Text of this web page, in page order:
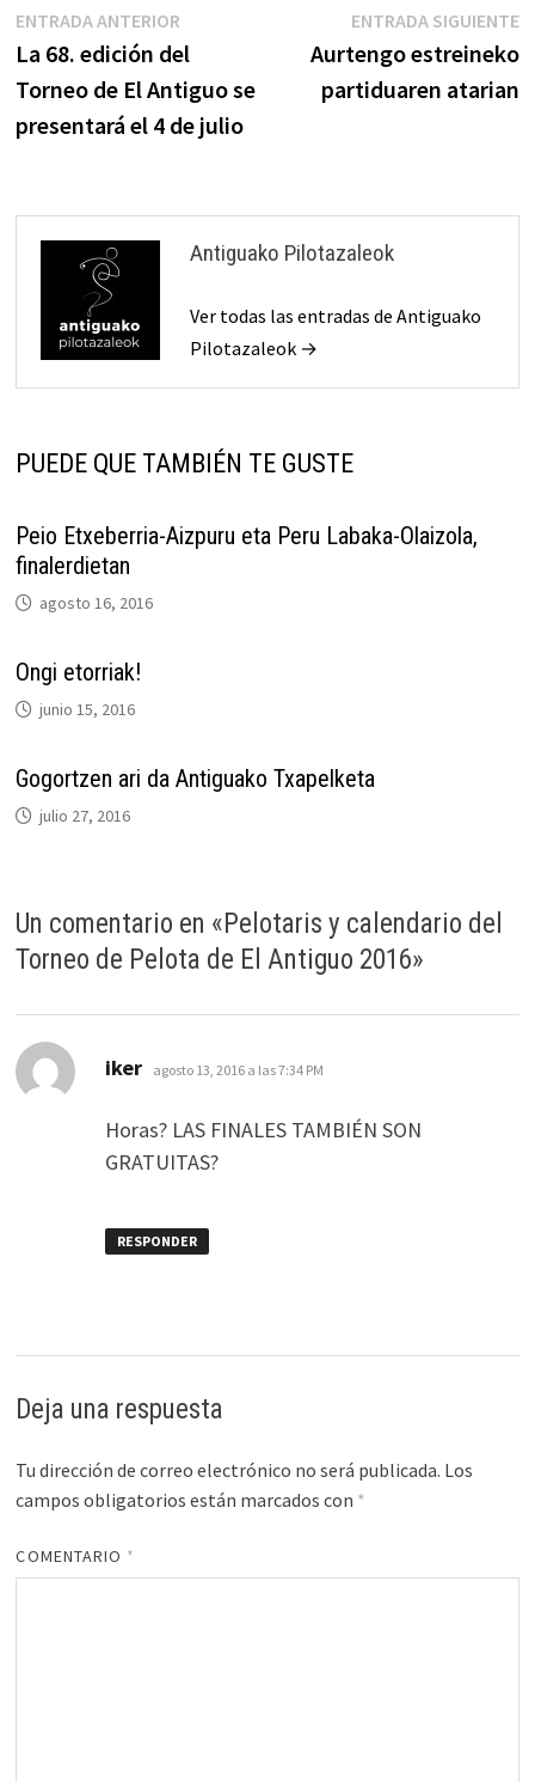
Navegación
de
entradas
ENTRADA ANTERIOR
anterior:
La 68. edición del
Torneo de El Antiguo se
presentará el 4 de julio
ENTRADA SIGUIENTE
Aurtengo estreineko
partiduaren atarian
Antiguako Pilotazaleok
Ver todas las entradas de Antiguako
Pilotazaleok →
PUEDE QUE TAMBIÉN TE GUSTE
Peio Etxeberria-Aizpuru eta Peru Labaka-Olaizola,
finalerdietan
agosto 16, 2016
Ongi etorriak!
junio 15, 2016
Gogortzen ari da Antiguako Txapelketa
julio 27, 2016
Un comentario en «Pelotaris y calendario del
Torneo de Pelota de El Antiguo 2016»
iker dice:
agosto 13, 2016 a las 7:34 PM
Horas? LAS FINALES TAMBIÉN SON
GRATUITAS?
RESPONDER
Deja una respuesta
Tu dirección de correo electrónico no será publicada. Los
campos obligatorios están marcados con *
COMENTARIO *